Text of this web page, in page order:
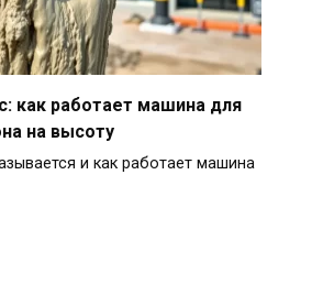
как работает машина для
на высоту
и как работает машина